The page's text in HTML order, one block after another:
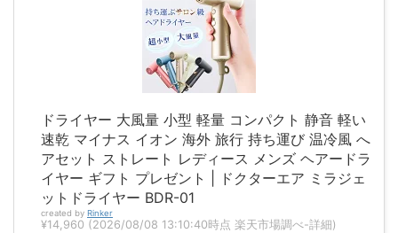
ドライヤー 大風量 小型 軽量 コンパクト 静音 軽い
速乾 マイナス イオン 海外 旅行 持ち運び 温冷風 へ
アセット ストレート レディース メンズ ヘアードラ
イヤー ギフト プレゼント | ドクターエア ミラジェ
ットドライヤー BDR-01
created by Rinker
¥14,960 (2026/08/08 13:10:40時点 楽天市場調べ-詳細)